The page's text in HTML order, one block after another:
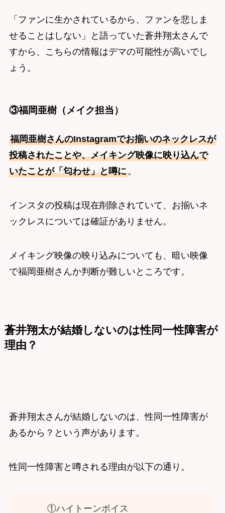
「ファンに生かされているから、ファンを悲しま
せることはしない」と語っていた蒼井翔太さんで
すから、こちらの情報はデマの可能性が高いでし
ょう。
③福岡亜樹（メイク担当）
福岡亜樹さんのInstagramでお揃いのネックレスが
投稿されたことや、メイキング映像に映り込んで
いたことが「匂わせ」と噂に。
インスタの投稿は現在削除されていて、お揃いネ
ックレスについては確証がありません。
メイキング映像の映り込みについても、暗い映像
で福岡亜樹さんか判断が難しいところです。
蒼井翔太が結婚しないのは性同一性障害が
理由？
蒼井翔太さんが結婚しないのは、性同一性障害が
あるから？という声があります。
性同一性障害と噂される理由が以下の通り。
①ハイトーンボイス